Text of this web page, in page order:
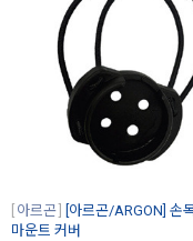
아르곤
[아르곤/ARGON] 손
마운트 커버